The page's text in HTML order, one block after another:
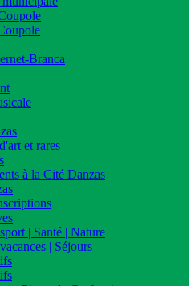
Branca
et rares
à la Cité Danzas
| Santé | Nature
| Séjours